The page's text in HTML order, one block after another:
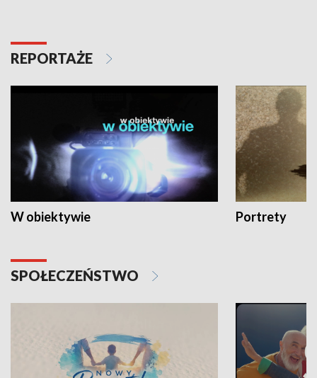
REPORTAŻE
W obiektywie Portrety
SPOŁECZEŃSTWO